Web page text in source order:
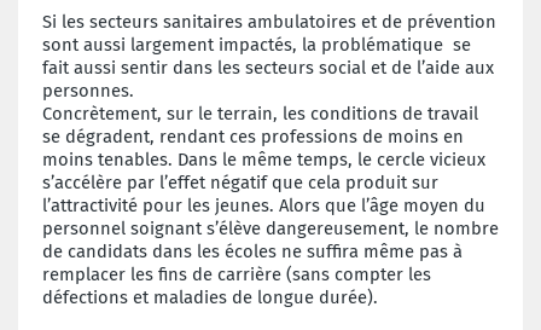
Si les secteurs sanitaires ambulatoires et de prévention
sont aussi largement impactés, la problématique se
fait aussi sentir dans les secteurs social et de l’aide aux
personnes.
Concrètement, sur le terrain, les conditions de travail
se dégradent, rendant ces professions de moins en
moins tenables. Dans le même temps, le cercle vicieux
s’accélère par l’effet négatif que cela produit sur
l’attractivité pour les jeunes. Alors que l’âge moyen du
personnel soignant s’élève dangereusement, le nombre
de candidats dans les écoles ne suffira même pas à
remplacer les fins de carrière (sans compter les
défections et maladies de longue durée).